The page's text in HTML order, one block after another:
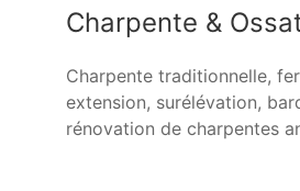
Charpente &
Charpente traditionnelle,
extension, surélévation,
rénovation de charpentes